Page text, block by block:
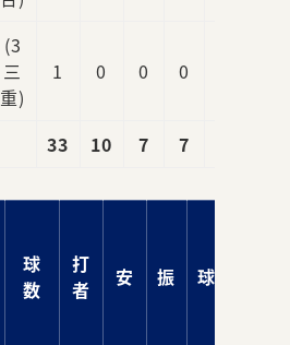
(3
三
重)
1 0 0 0
33 10 7 7
球
数
打
者
安 振 球